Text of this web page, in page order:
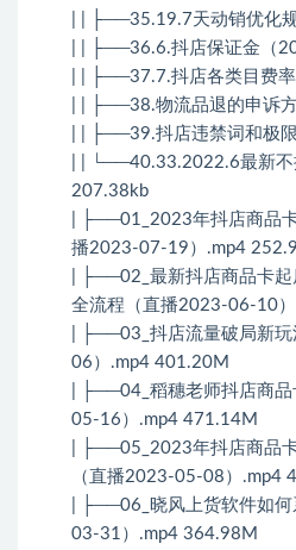
| | ├──35.19.7天动销优化
| | ├──36.6.抖店保证金（
| | ├──37.7.抖店各类目费
| | ├──38.物流品退的申诉
| | ├──39.抖店违禁词和极
| | └──40.33.2022.6最新
207.38kb
| ├──01_2023年抖店商品
播2023-07-19）.mp4
| ├──02_最新抖店商品卡
全流程（直播2023-06-10
| ├──03_抖店流量破局新
06）.mp4 401.20M
| ├──04_稻穗老师抖店商
05-16）.mp4 471.14M
| ├──05_2023年抖店商品
（直播2023-05-08）.mp4
| ├──06_晓风上货软件如
03-31）.mp4 364.98M